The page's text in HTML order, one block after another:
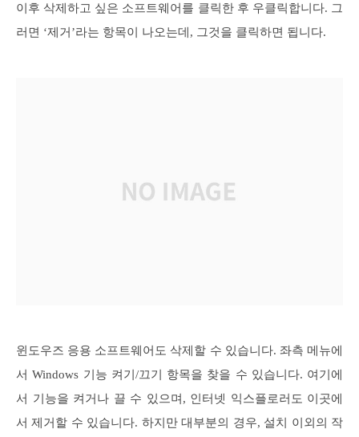
이후 삭제하고 싶은 소프트웨어를 클릭한 후 우클릭합니다. 그
러면 ‘제거’라는 항목이 나오는데, 그것을 클릭하면 됩니다.
윈도우즈 응용 소프트웨어도 삭제할 수 있습니다. 좌측 메뉴에
서 Windows 기능 켜기/끄기 항목을 찾을 수 있습니다. 여기에
서 기능을 켜거나 끌 수 있으며, 인터넷 익스플로러도 이곳에
서 제거할 수 있습니다. 하지만 대부분의 경우, 설치 이외의 작